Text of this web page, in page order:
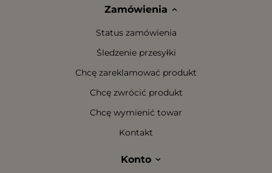
Zamówienia
Status zamówienia
Śledzenie przesyłki
Chcę zareklamować produkt
Chcę zwrócić produkt
Chcę wymienić towar
Kontakt
Konto